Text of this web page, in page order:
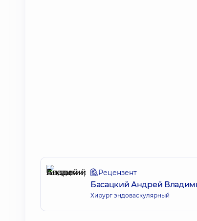
Рецензент
Басацкий Андрей
Хирург эндоваскулярный